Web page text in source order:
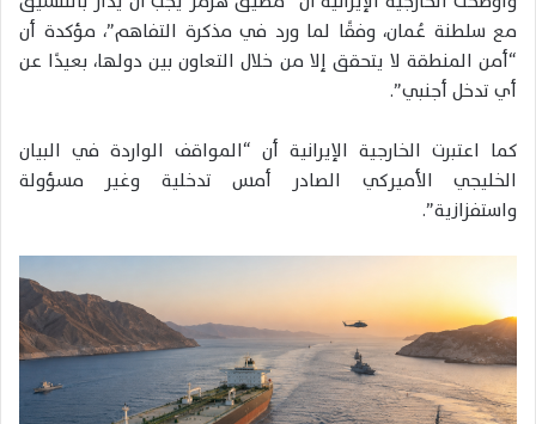
مع سلطنة عُمان، وفقًا لما ورد في مذكرة التفاهم”، مؤكدة أن
“أمن المنطقة لا يتحقق إلا من خلال التعاون بين دولها، بعيدًا عن
أي تدخل أجنبي”.
كما اعتبرت الخارجية الإيرانية أن “المواقف الواردة في البيان
الخليجي الأميركي الصادر أمس تدخلية وغير مسؤولة
واستفزازية”.